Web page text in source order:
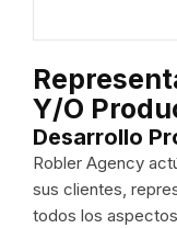
Y/o
Desarrollo
Robler Agency
sus clientes,
todos los